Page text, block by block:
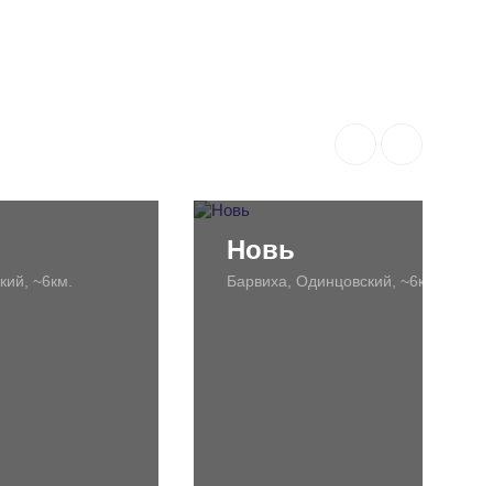
~6км.
Новь
Барвиха, Одинцовский, ~6км.